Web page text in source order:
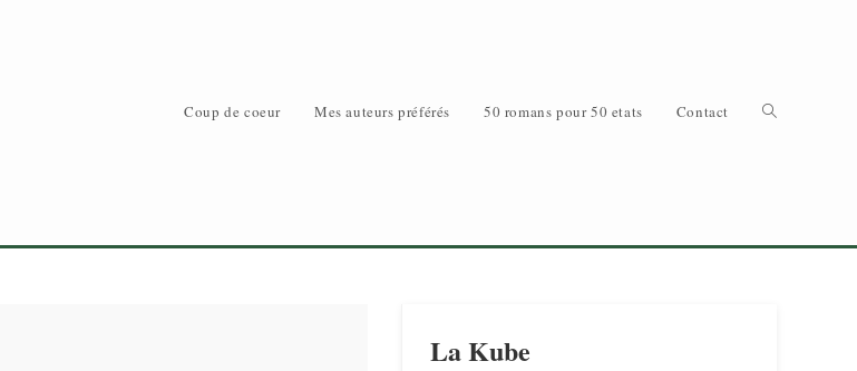
Coup de coeur Mes auteurs préférés 50 romans pour 50 etats Contact Toggle
La Kube